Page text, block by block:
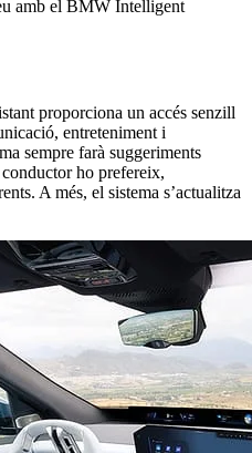
amb el BMW Intelligent
proporciona un accés senzill
entreteniment i
sempre farà suggeriments
ho prefereix,
A més, el sistema s’actualitza